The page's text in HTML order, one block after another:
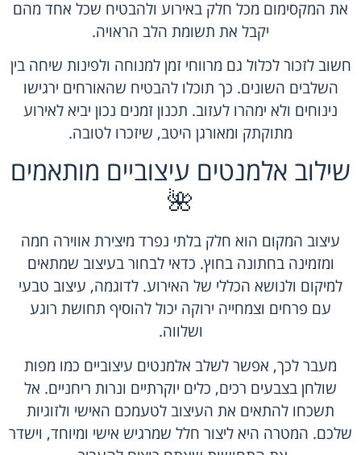
את המקסימום מכל חלק באירוע ולהבטיח שכל אחד מהם
יקבל את תשומת הלב הראויה.
חשוב לזכור לכלול גם מרווחי זמן למנוחה ולפינות שיחה בין
השלבים השונים. כך תוכלו להבטיח שהאורחים ירגישו
נינוחים ולא ימהרו לעזוב. תכנון זמנים נכון יביא לאירוע
מתוקתק ומאורגן היטב, שיזכרו לטובה.
שילוב אלמנטים עיצוביים מותאמים
🌺
עיצוב המקום הוא חלק בלתי נפרד מיצירת אווירה חמה
ומזמינה בחתונה בחוץ. כדאי לבחור בעיצוב שמתאים
למיקום ולנושא הכללי של האירוע. לדוגמה, עיצוב טבעי
עם פרחים וצמחייה ירוקה יכול להוסיף תחושת רוגע
ושלווה.
מעבר לכך, אפשר לשלב אלמנטים עיצוביים כמו מפות
שולחן בצבעים רכים, כלים יוקרתיים ונרות ריחניים. אל
תשכחו להתאים את העיצוב לטעמכם האישי ולזוגיות
שלכם. המטרה היא ליצור חלל שמרגיש אישי ומיוחד, וישדר